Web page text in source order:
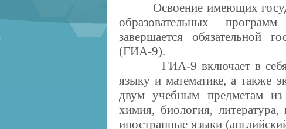
Освоение имеющих
образовательных
завершается обязательной
(ГИА-9).
ГИА-9 включает в себя
языку и математике, а также
двум учебным предметам
химия, биология, литература,
иностранные языки